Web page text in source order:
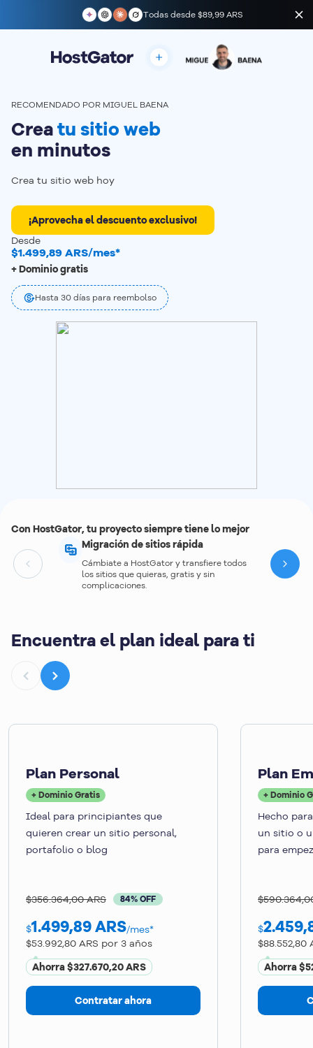
Todas desde $89,99 ARS
RECOMENDADO POR MIGUEL BAENA
Creatu sitio web
en minutos
Crea tu sitio web hoy
¡Aprovecha el descuento exclusivo!
Desde
$1.499,89 ARS/mes*
+ Dominio gratis
Hasta 30 días para reembolso
Con HostGator, tu proyecto siempre tiene lo mejor
Migración de sitios rápida
Cámbiate a HostGator y transfiere todos
los sitios que quieras, gratis y sin
complicaciones.
Next
Encuentra el plan ideal para ti
Plan Personal
+ Dominio Gratis
Ideal para principiantes que
quieren crear un sitio personal,
portafolio o blog
$356.364,00 ARS 84% OFF
$1.499,89ARS/mes*
$53.992,80 ARS por 3 años
Ahorra $327.670,20 ARS
Contratar ahora
Plan
+ Dominio
Hecho
un sitio o
para
$
$88.552,80
Ahorra